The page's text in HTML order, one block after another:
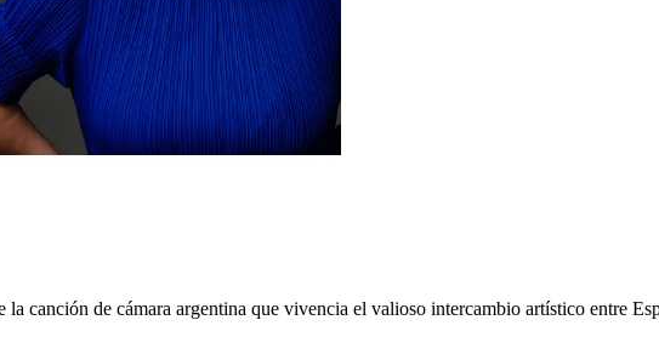
la canción de cámara argentina que vivencia el valioso intercambio artístico entre